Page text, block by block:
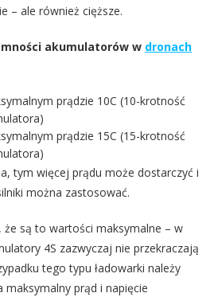
– ale również cięższe.
akumulatorów w dronach
prądzie 10C (10-krotność
prądzie 15C (15-krotność
tym więcej prądu może dostarczyć i
można zastosować.
że są to wartości maksymalne – w
4S zazwyczaj nie przekraczają
tego typu ładowarki należy
maksymalny prąd i napięcie